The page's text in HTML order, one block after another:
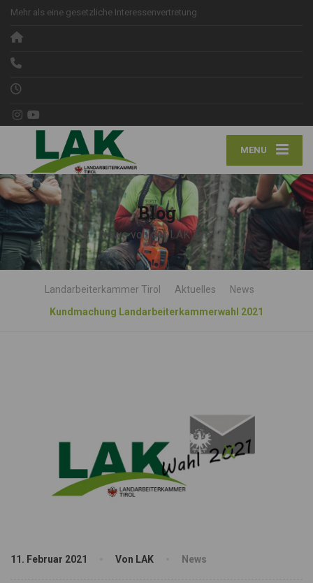
Mehr als eine gesetzliche Interessenvertretung
MENU
Blog
News von der LAK Tirol
Landarbeiterkammer Tirol Aktuelles
News
Kundmachung Landarbeiterkammerwahl 2021
11. Februar 2021 Von LAK News